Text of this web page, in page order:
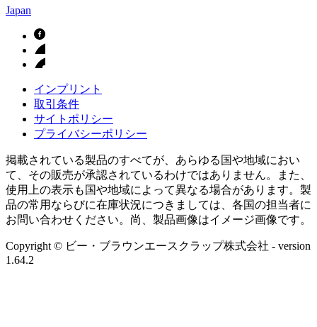
Japan
インプリント
取引条件
サイトポリシー
プライバシーポリシー
掲載されている製品のすべてが、あらゆる国や地域におい
て、その販売が承認されているわけではありません。また、
使用上の表示も国や地域によって異なる場合があります。製
品の常用ならびに在庫状況につきましては、各国の担当者に
お問い合わせください。尚、製品画像はイメージ画像です。
Copyright © ビー・ブラウンエースクラップ株式会社 - version
1.64.2